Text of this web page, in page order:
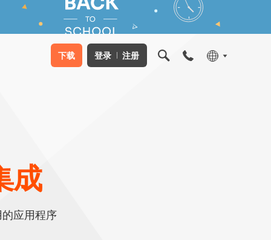
下载 登录 注册
成
应用程序